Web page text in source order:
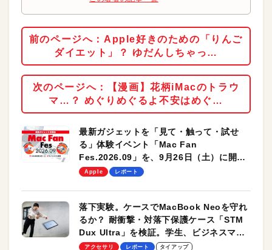
前のページへ：Apple好きのための「りんご
ダイエット」？ ゆだんしちゃっ…
次のページへ：【漫画】花柄iMacのトラウ
マ…？ めぐりめぐるよ不安はめぐ…
最新ガジェットを「見て・触って・試せ
る」体験イベント「Mac Fan
Fes.2026.09」を、9月26日（土）に開催
します！
Apple レポート
落下実験。ケースでMacBook Neoを守れ
るか？ 耐衝撃・対落下保護ケース「STM
Dux Ultra」を検証。学生、ビジネスマン
のモバイルユースに最適！
アクセサリ レポート タイアップ